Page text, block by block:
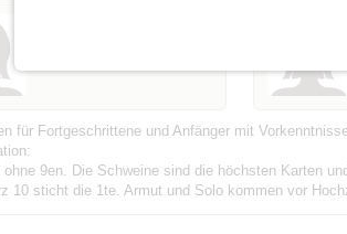
für Fortgeschrittene und Anfänger mit
9en. Die Schweine sind die höchsten Karten
10 sticht die 1te. Armut und Solo kommen vor